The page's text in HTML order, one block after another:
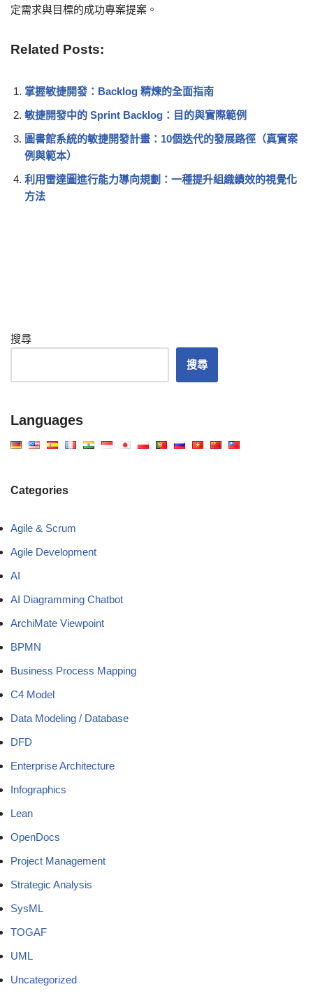
定需求與目標的成功專案提案。
Related Posts:
掌握敏捷開發：Backlog 精煉的全面指南
敏捷開發中的 Sprint Backlog：目的與實際範例
圖書館系統的敏捷開發計畫：10個迭代的發展路徑（真實案
例與範本）
利用雷達圖進行能力導向規劃：一種提升組織績效的視覺化
方法
搜尋
搜尋
Languages
Categories
Agile & Scrum
Agile Development
AI
AI Diagramming Chatbot
ArchiMate Viewpoint
BPMN
Business Process Mapping
C4 Model
Data Modeling / Database
DFD
Enterprise Architecture
Infographics
Lean
OpenDocs
Project Management
Strategic Analysis
SysML
TOGAF
UML
Uncategorized